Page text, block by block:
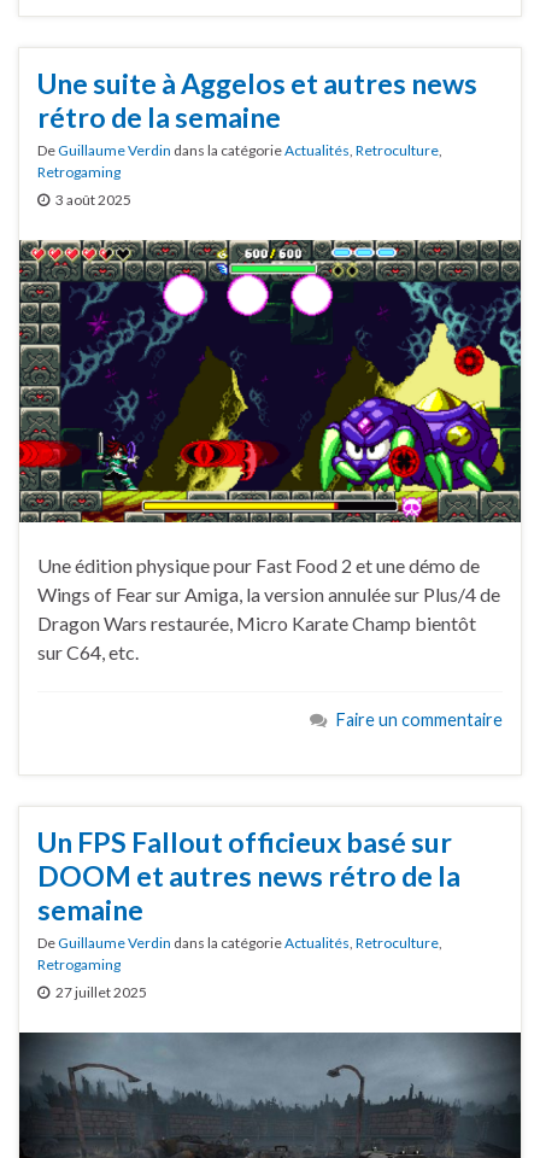
Une suite à Aggelos et autres news
rétro de la semaine
DeGuillaume Verdin dans la catégorieActualités, Retroculture,
Retrogaming
3 août 2025
Une édition physique pour Fast Food 2 et une démo de
Wings of Fear sur Amiga, la version annulée sur Plus/4 de
Dragon Wars restaurée, Micro Karate Champ bientôt
sur C64, etc.
Faire un commentaire
Un FPS Fallout officieux basé sur
DOOM et autres news rétro de la
semaine
DeGuillaume Verdin dans la catégorieActualités, Retroculture,
Retrogaming
27 juillet 2025